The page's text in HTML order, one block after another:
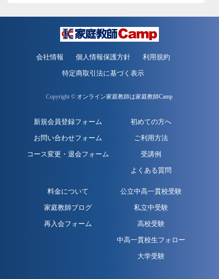
会社情報 個人情報保護方針 利用規約
特定商取引法に基づく表示
Copyright © オンライン家庭教師は家庭教師Camp
新規会員登録フォーム
お問い合わせフォーム
コース変更・退会フォーム
初めての方へ
ご利用方法
受講例
よくある質問
料金について
家庭教師ブログ
再入会フォーム
公立中高一貫校受験
私立中受験
高校受験
中高一貫校生フォロー
大学受験